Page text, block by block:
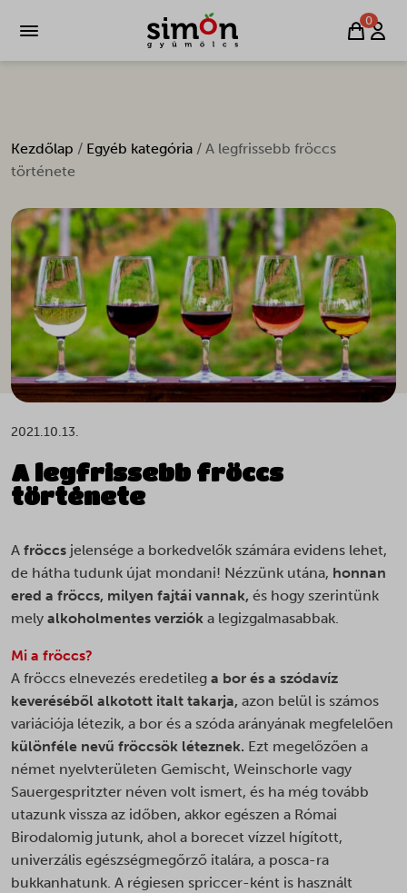
0
Kezdőlap / Egyéb kategória / A legfrissebb fröccs
története
2021.10.13.
A legfrissebb fröccs
története
A fröccs jelensége a borkedvelők számára evidens lehet,
de hátha tudunk újat mondani! Nézzünk utána, honnan
ered a fröccs, milyen fajtái vannak, és hogy szerintünk
mely alkoholmentes verziók a legizgalmasabbak.
Mi a fröccs?
A fröccs elnevezés eredetileg a bor és a szódavíz
keveréséből alkotott italt takarja, azon belül is számos
variációja létezik, a bor és a szóda arányának megfelelően
különféle nevű fröccsök léteznek. Ezt megelőzően a
német nyelvterületen Gemischt, Weinschorle vagy
Sauergespritzter néven volt ismert, és ha még tovább
utazunk vissza az időben, akkor egészen a Római
Birodalomig jutunk, ahol a borecet vízzel hígított,
univerzális egészségmegőrző italára, a posca-ra
bukkanhatunk. A régiesen spriccer-ként is használt